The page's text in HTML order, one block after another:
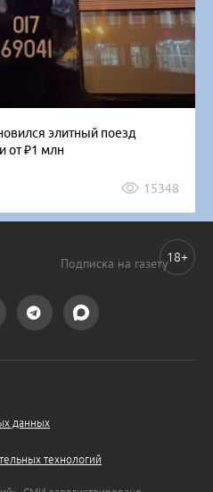
элитный поезд
от ₽1 млн
15348
Подписка на газету
данных
технологий
18+